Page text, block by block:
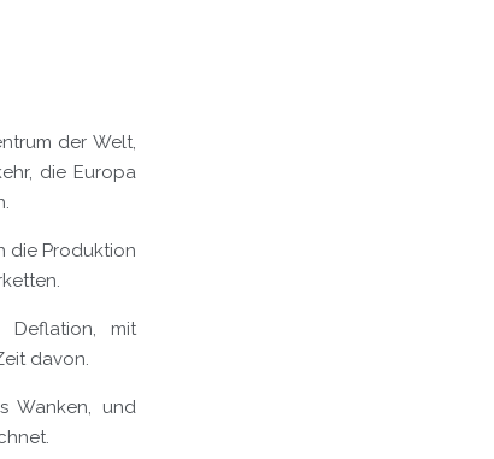
der Welt,
die Europa
die Produktion
mit
davon.
Wanken, und